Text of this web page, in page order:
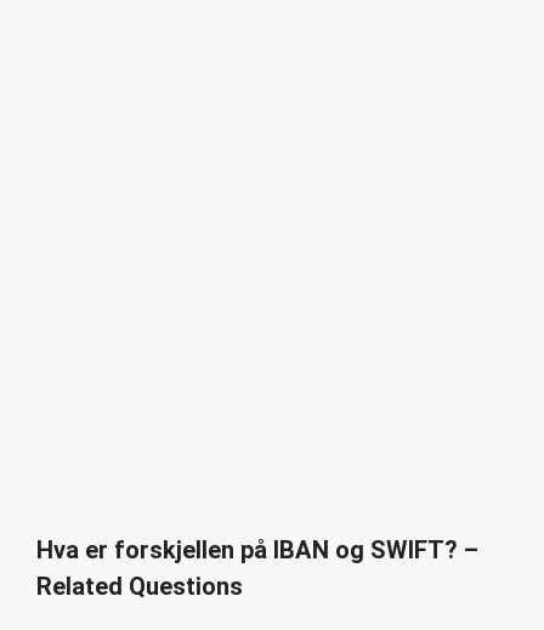
Hva er forskjellen på IBAN og SWIFT? –
Related Questions